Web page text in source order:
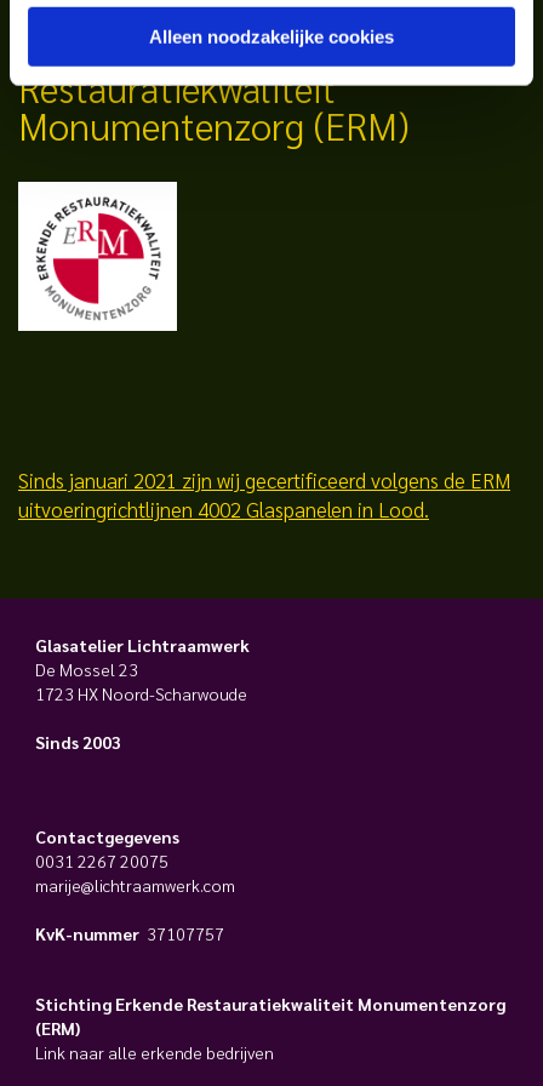
Alleen noodzakelijke cookies
Stichting Erkende
Restauratiekwaliteit
Monumentenzorg (ERM)
Sinds januari 2021 zijn wij gecertificeerd volgens de ERM
uitvoeringrichtlijnen 4002 Glaspanelen in Lood.
Glasatelier Lichtraamwerk
De Mossel 23
1723 HX Noord-Scharwoude
Sinds 2003
Contactgegevens
0031 2267 20075
marije@lichtraamwerk.com
KvK-nummer 37107757
Stichting Erkende Restauratiekwaliteit Monumentenzorg
(ERM)
Link naar alle erkende bedrijven